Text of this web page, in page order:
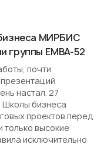
МИРБИС
группы EMBA-52
почти
настал. 27
Школы бизнеса
проектов перед
только высокие
исключительно